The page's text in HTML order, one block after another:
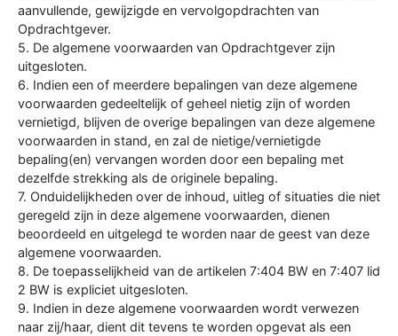
aanvullende, gewijzigde en vervolgopdrachten van
Opdrachtgever.
5. De algemene voorwaarden van Opdrachtgever zijn
uitgesloten.
6. Indien een of meerdere bepalingen van deze algemene
voorwaarden gedeeltelijk of geheel nietig zijn of worden
vernietigd, blijven de overige bepalingen van deze algemene
voorwaarden in stand, en zal de nietige/vernietigde
bepaling(en) vervangen worden door een bepaling met
dezelfde strekking als de originele bepaling.
7. Onduidelijkheden over de inhoud, uitleg of situaties die niet
geregeld zijn in deze algemene voorwaarden, dienen
beoordeeld en uitgelegd te worden naar de geest van deze
algemene voorwaarden.
8. De toepasselijkheid van de artikelen 7:404 BW en 7:407 lid
2 BW is expliciet uitgesloten.
9. Indien in deze algemene voorwaarden wordt verwezen
naar zij/haar, dient dit tevens te worden opgevat als een